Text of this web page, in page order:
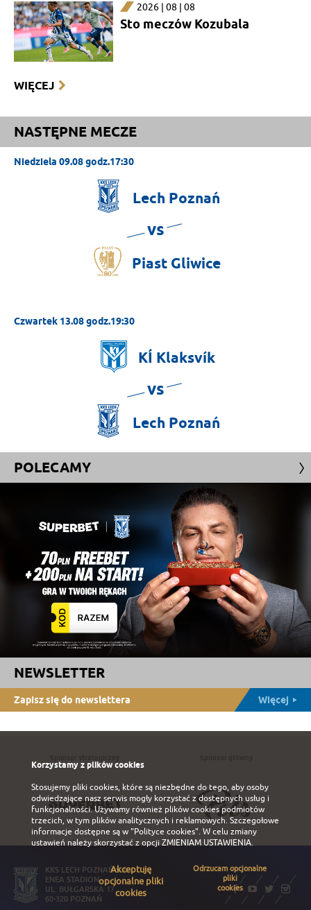
2026 | 08 | 08
Sto meczów Kozubala
WIĘCEJ
NASTĘPNE MECZE
Niedziela 09.08 godz.17:30
Lech Poznań
vs
Piast Gliwice
Czwartek 13.08 godz.19:30
KÍ Klaksvík
vs
Lech Poznań
POLECAMY
NEWSLETTER
Zapisz się do newslettera Więcej
KKS LECH POZNAŃ S.A.
ENEA STADION
UL. BUŁGARSKA 17
60-320 POZNAŃ
Korzystamy z plików cookies
Stosujemy pliki cookies, które są niezbędne do tego, aby osoby
odwiedzające nasz serwis mogły korzystać z dostępnych usług i
funkcjonalności. Używamy również plików cookies podmiotów
trzecich, w tym plików analitycznych i reklamowych. Szczegołowe
informacje dostępne są w"Polityce cookies". W celu zmiany
ustawień należy skorzystać z opcji ZMIENIAM USTAWIENIA.
Akceptuję
opcjonalne pliki
cookies
Odrzucam opcjonalne
pliki
cookies